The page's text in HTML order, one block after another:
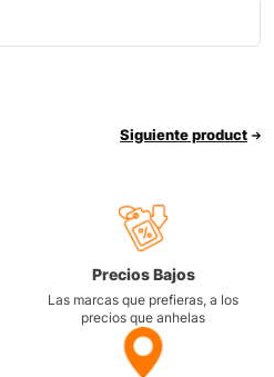
Siguiente product
Precios Bajos
Las marcas que prefieras, a los
precios que anhelas